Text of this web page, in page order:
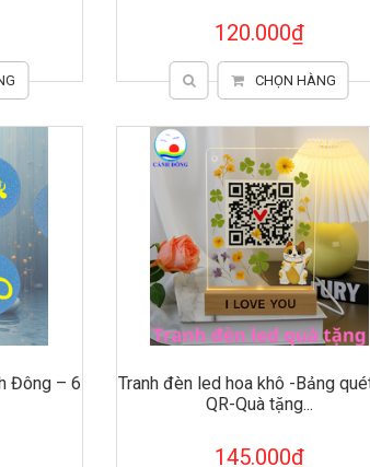
120.000₫
CHỌN HÀNG
Đông – 6
Tranh đèn led hoa khô -Bảng
QR-Quà tặng...
145.000₫